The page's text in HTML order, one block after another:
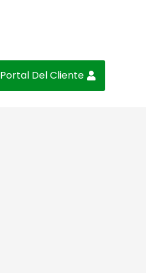
Portal Del Cliente